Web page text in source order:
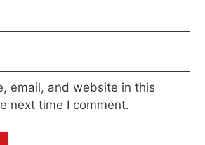
email, and website in this
next time I comment.